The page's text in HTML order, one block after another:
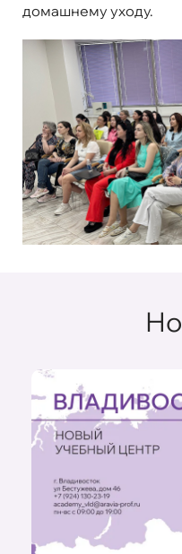
домашнему уходу.